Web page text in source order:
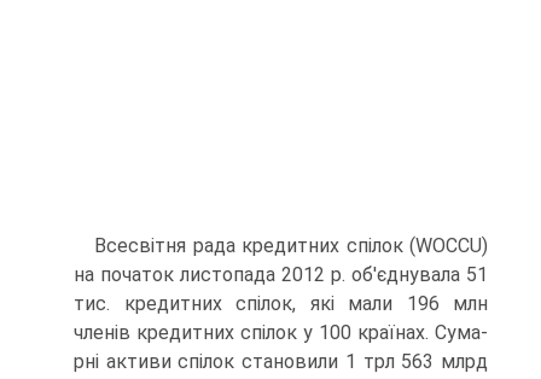
Всесвітня рада кредитних спілок (WOCCU)
на початок листопада 2012 р. об'єднувала 51
тис. кредитних спілок, які мали 196 млн
членів кредитних спілок у 100 країнах. Сума­
рні активи спілок становили 1 трл 563 млрд